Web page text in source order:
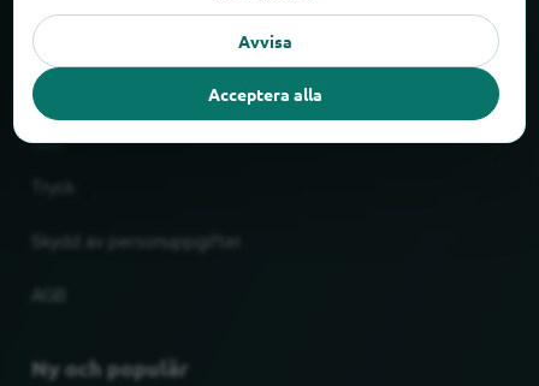
Partner
Rättslig
Ny och populär
Avvisa
Acceptera alla